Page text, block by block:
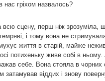
гріхом назвалось?
сцену, перш ніж зрозуміла,
і тому вона не
життя в старій, майже
потихеньку живе собі в
себе. Вона стояла в чорних
затамував віддих і знову